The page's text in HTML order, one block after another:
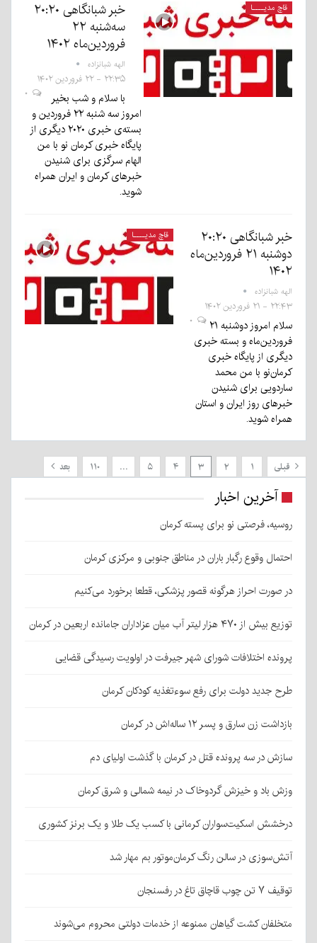
قاچ مدیــــا
خبر شبانگاهی ٢۰:٢٠
سه‌شنبه ۲۲
فروردین‌ماه ۱۴۰۲
الهه شبانزاده
۲۲:۳۵ - ۲۲ فروردین ۱۴۰۲
با سلام و شب بخیر
امروز سه شنبه ۲۲ فروردین و
بسته‌ی خبری ۲۰۲۰ دیگری از
پایگاه خبری کرمان نو با من
الهام سرگزی برای شنیدن
خبرهای کرمان و ایران همراه
شوید.
قاچ مدیــــا
خبر شبانگاهی ٢۰:٢٠
دوشنبه ۲۱ فروردین‌ماه
۱۴۰۲
الهه شبانزاده
۲۲:۴۳ - ۲۱ فروردین ۱۴۰۲
سلام امروز دوشنبه ۲۱
فروردین‌ماه و بسته خبری
دیگری از پایگاه خبری
کرمان‌نو با من محمد
ساردویی برای شنیدن
خبرهای روز ایران و استان
همراه شوید.
قبلی ۱ ۲ ۳ ۴ ۵ … ۱۱۰ بعد
آخرین اخبار
روسیه، فرصتی نو برای پسته کرمان
احتمال وقوع رگبار باران در مناطق جنوبی و مرکزی کرمان
در صورت احراز هرگونه قصور پزشکی، قطعا برخورد می‌کنیم
توزیع بیش از ۴۷۰ هزار لیتر آب میان عزاداران جامانده اربعین در کرمان
پرونده اختلافات شورای شهر جیرفت در اولویت رسیدگی قضایی
طرح جدید دولت برای رفع سوءتغذیه کودکان کرمان
بازداشت زن سارق و پسر ۱۲ ساله‌اش در کرمان
سازش در سه پرونده قتل در کرمان با گذشت اولیای دم
وزش باد و خیزش گردوخاک در نیمه شمالی و شرق کرمان
درخشش اسکیت‌سواران کرمانی با کسب یک طلا و یک برنز کشوری
آتش‌سوزی در سالن رنگ کرمان‌موتور بم مهار شد
توقیف ۷ تن چوب قاچاق تاغ در رفسنجان
متخلفان کشت گیاهان ممنوعه از خدمات دولتی محروم می‌شوند